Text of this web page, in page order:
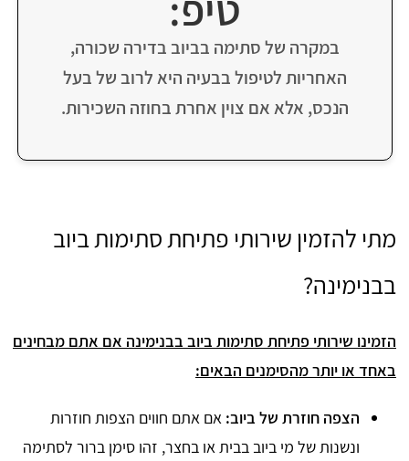
במקרה של סתימה בביוב בדירה שכורה,
האחריות לטיפול בבעיה היא לרוב של בעל
הנכס, אלא אם צוין אחרת בחוזה השכירות.
מתי להזמין שירותי פתיחת סתימות ביוב
בבנימינה?
הזמינו שירותי פתיחת סתימות ביוב בבנימינה אם אתם מבחינים
באחד או יותר מהסימנים הבאים:
הצפה חוזרת של ביוב: אם אתם חווים הצפות חוזרות
ונשנות של מי ביוב בבית או בחצר, זהו סימן ברור לסתימה